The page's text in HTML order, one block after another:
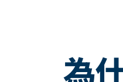
為